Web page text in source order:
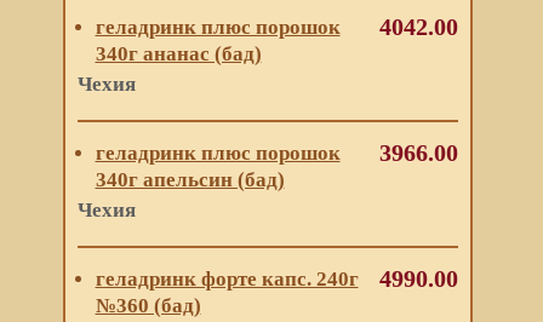
геладринк плюс порошок
340г ананас (бад)
Чехия
4042.00
геладринк плюс порошок
340г апельсин (бад)
Чехия
3966.00
геладринк форте капс. 240г
№360 (бад)
4990.00